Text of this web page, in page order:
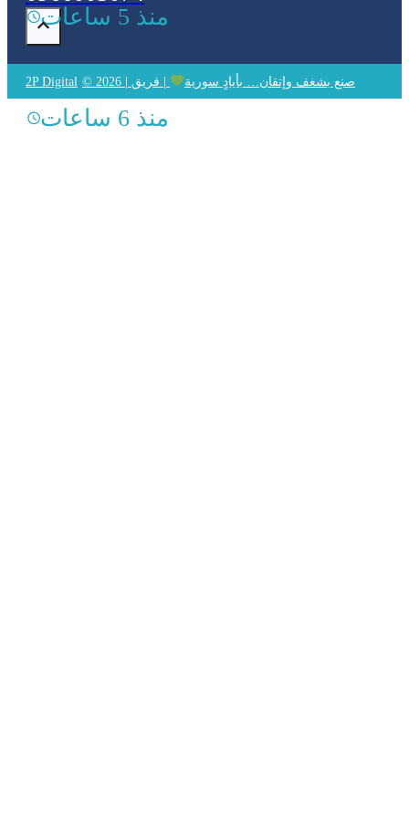
منذ 5 ساعات
منذ 6 ساعات
2P Digital © 2026 | صنع بشغف وإتقان… بأيادٍ سورية | فريق